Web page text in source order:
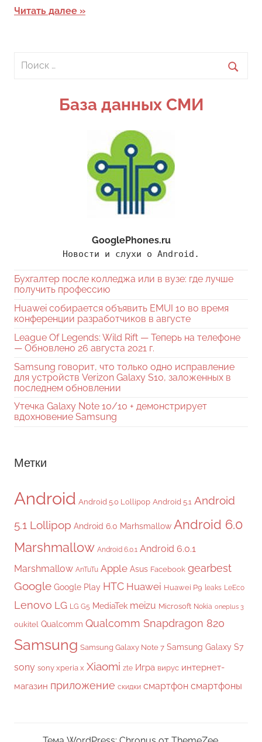
Читать далее
Поиск
База данных СМИ
GooglePhones.ru
Новости и слухи о Android.
Бухгалтер после колледжа или в вузе: где лучше
получить профессию
Huawei собирается объявить EMUI 10 во время
конференции разработчиков в августе
League Of Legends: Wild Rift — Теперь на телефоне
— Обновлено 26 августа 2021 г.
Samsung говорит, что только одно исправление
для устройств Verizon Galaxy S10, заложенных в
последнем обновлении
Утечка Galaxy Note 10/10 + демонстрирует
вдохновение Samsung
Метки
Android Android 5.0 Lollipop Android 5.1 Android
5.1 Lollipop Android 6.0 Marhsmallow Android 6.0
Marshmallow Android 6.0.1 Android 6.0.1
Marshmallow AnTuTu Apple Asus Facebook gearbest
Google Google Play HTC Huawei Huawei P9 leaks LeEco
Lenovo LG LG G5 MediaTek meizu Microsoft Nokia oneplus 3
oukitel Qualcomm Qualcomm Snapdragon 820
Samsung Samsung Galaxy Note 7 Samsung Galaxy S7
sony sony xperia x Xiaomi zte Игра вирус интернет-
магазин приложение скидки смартфон смартфоны